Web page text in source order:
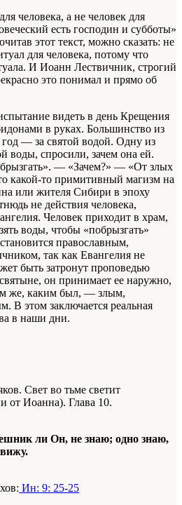
человека, а не человек для
есть господин и субботы»
этот текст, можно сказать: не
для человека, потому что
И Иоанн Лествичник, строгий
это понимал и прямо об
видеть в день Крещения
в руках. Большинство из
— за святой водой. Одну из
воды, спросили, зачем она ей.
— «Зачем?» — «От злых
какой-то примитивный магизм на
или жителя Сибири в эпоху
не действия человека,
Человек приходит в храм,
воды, чтобы «побрызгать»
православным,
так как Евангелия не
быть затронут проповедью
он принимает ее наружно,
же, каким был, — злым,
В этом заключается реальная
в наши дни.
Свет во тьме светит
от Иоанна). Глава 10.
ли Он, не знаю; одно знаю,
Ин: 9: 25-25